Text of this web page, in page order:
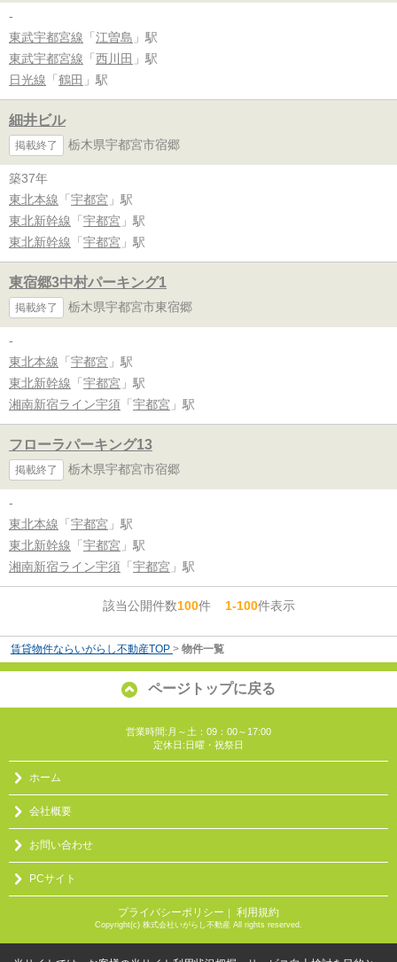
-
東武宇都宮線 「 江曽島 」駅
東武宇都宮線 「 西川田 」駅
日光線 「 鶴田 」駅
細井ビル
掲載終了 栃木県宇都宮市宿郷
築37年
東北本線 「 宇都宮 」駅
東北新幹線 「 宇都宮 」駅
東北新幹線 「 宇都宮 」駅
東宿郷3中村パーキング1
掲載終了 栃木県宇都宮市東宿郷
-
東北本線 「 宇都宮 」駅
東北新幹線 「 宇都宮 」駅
湘南新宿ライン宇須 「 宇都宮 」駅
フローラパーキング13
掲載終了 栃木県宇都宮市宿郷
-
東北本線 「 宇都宮 」駅
東北新幹線 「 宇都宮 」駅
湘南新宿ライン宇須 「 宇都宮 」駅
該当公開件数100件1-100件表示
賃貸物件ならいがらし不動産TOP > 物件一覧
ページトップに戻る
営業時間:月～土：09：00～17:00
定休日:日曜・祝祭日
ホーム
会社概要
お問い合わせ
PCサイト
プライバシーポリシー ｜ 利用規約
Copyright(c) 株式会社いがらし不動産 All rights reserved.